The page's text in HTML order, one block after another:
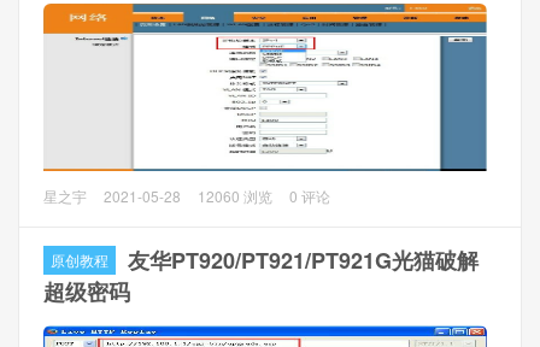
telecomadminXXXXXXXX（8个X是8位数字，每个用户是不
同的）这种格式。因为很多设置需要在超级管理员下才能设
置，所以破解这个超级管理员密码是非常必要的。
方法1：打10000号，报设备号可以查到。（当然最好让安装
人员打电话去查），我这里是苏州电信，我自己打的10000，
险。
PS:跟安装工程师套套近乎，要到他们的电话，他们可以跟服
务台联系报出光猫的设备号算出超级密码的。
电信的光猫，我这里用中兴F460演示，其实电信的光猫桥接
光猫的这个设置差不多多少了。
由于光猫的硬件配置有好有差，带宽各个地方也是不同，对
于桥接来说，速度几乎没有影响。而路由模式下，由于光猫
配置差，电信开的带宽也比较大，造成路由模式下光猫处理
星之宇 2021-05-28 12060 浏览 0 评论
原创教程
友华PT920/PT921/PT921G光猫破解
超级密码